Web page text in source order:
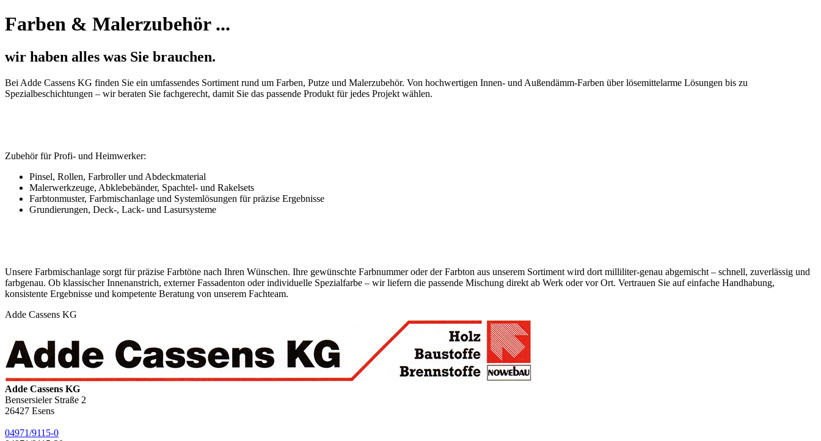
Farben & Malerzubehör ...
wir haben alles was Sie brauchen.
Bei Adde Cassens KG finden Sie ein umfassendes Sortiment rund um Farben, Putze und Malerzubehör. Von hochwertigen Innen- und Außendämm-Farben über lösemittelarme Lösungen bis zu
Spezialbeschichtungen – wir beraten Sie fachgerecht, damit Sie das passende Produkt für jedes Projekt wählen.
Zubehör für Profi- und Heimwerker:
Pinsel, Rollen, Farbroller und Abdeckmaterial
Malerwerkzeuge, Abklebebänder, Spachtel- und Rakelsets
Farbtonmuster, Farbmischanlage und Systemlösungen für präzise Ergebnisse
Grundierungen, Deck-, Lack- und Lasursysteme
Unsere Farbmischanlage sorgt für präzise Farbtöne nach Ihren Wünschen. Ihre gewünschte Farbnummer oder der Farbton aus unserem Sortiment wird dort milliliter-genau abgemischt – schnell, zuverlässig und
farbgenau. Ob klassischer Innenanstrich, externer Fassadenton oder individuelle Spezialfarbe – wir liefern die passende Mischung direkt ab Werk oder vor Ort. Vertrauen Sie auf einfache Handhabung,
konsistente Ergebnisse und kompetente Beratung von unserem Fachteam.
Adde Cassens KG
Adde Cassens KG
Bensersieler Straße 2
26427 Esens
04971/9115-0